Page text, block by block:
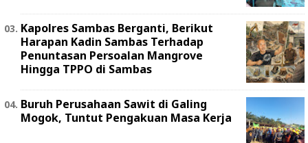
Kapolres Sambas Berganti, Berikut
Harapan Kadin Sambas Terhadap
Penuntasan Persoalan Mangrove
Hingga TPPO di Sambas
Buruh Perusahaan Sawit di Galing
Mogok, Tuntut Pengakuan Masa Kerja